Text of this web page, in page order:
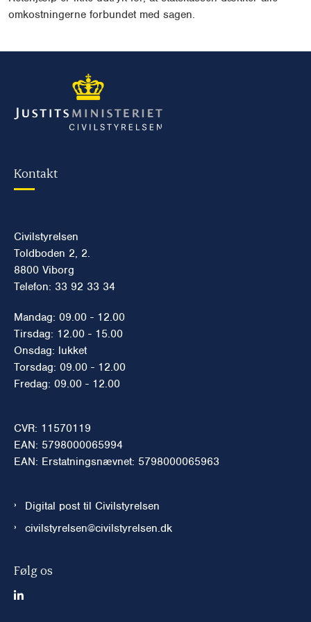
omkostningerne forbundet med sagen.
Kontakt
Civilstyrelsen
Toldboden 2, 2.
8800 Viborg
Telefon: 33 92 33 34
Mandag: 09.00 - 12.00
Tirsdag: 12.00 - 15.00
Onsdag: lukket
Torsdag: 09.00 - 12.00
Fredag: 09.00 - 12.00
CVR: 11570119
EAN: 5798000065994
EAN: Erstatningsnævnet: 5798000065963
Digital post til Civilstyrelsen
civilstyrelsen@civilstyrelsen.dk
Følg os